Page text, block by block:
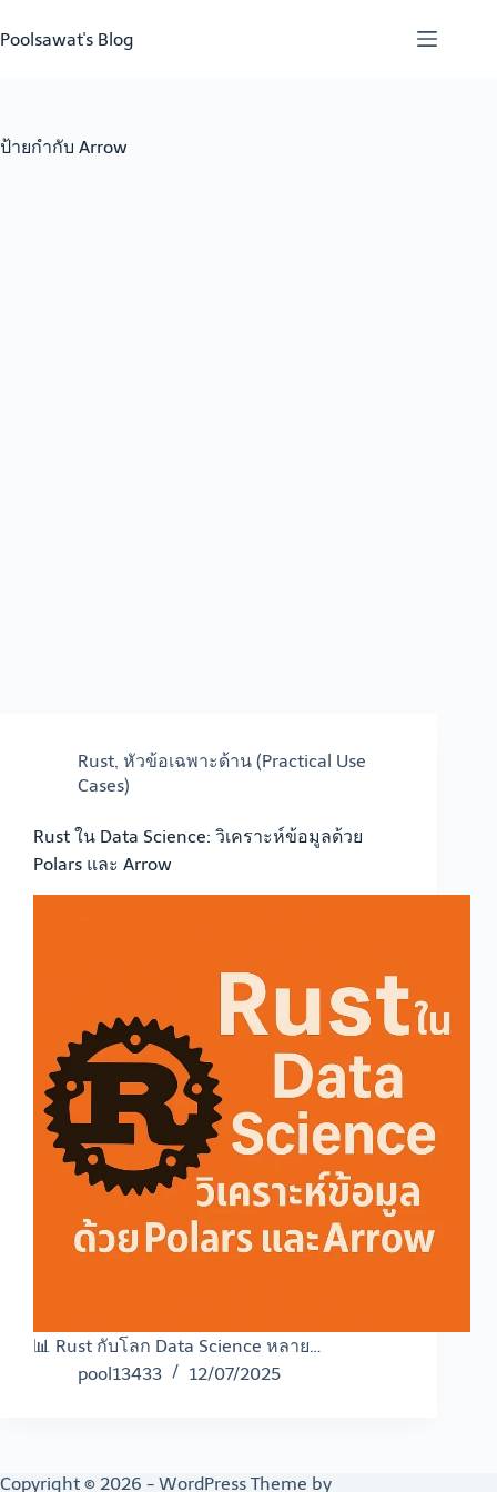
to
content
Poolsawat's Blog
ป้ายกำกับ Arrow
Rust, หัวข้อเฉพาะด้าน (Practical Use
Cases)
Rust ใน Data Science: วิเคราะห์ข้อมูลด้วย
Polars และ Arrow
📊 Rust กับโลก Data Science หลาย…
pool13433
12/07/2025
Copyright © 2026 - WordPress Theme by